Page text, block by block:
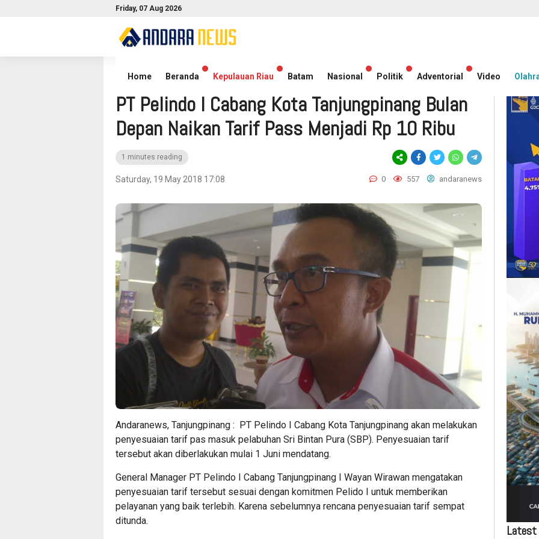
Friday, 07 Aug 2026
Home Beranda Kepulauan Riau Batam Nasional Politik Adventorial Video
Kepulauan Riau
PT Pelindo I Cabang Kota Tanjungpinang Bulan
Depan Naikan Tarif Pass Menjadi Rp 10 Ribu
1 minutes reading
Saturday, 19 May 2018 17:08 0 557 andaranews
Andaranews, Tanjungpinang : PT Pelindo I Cabang Kota Tanjungpinang akan melakukan
penyesuaian tarif pas masuk pelabuhan Sri Bintan Pura (SBP). Penyesuaian tarif
tersebut akan diberlakukan mulai 1 Juni mendatang.
General Manager PT Pelindo I Cabang Tanjungpinang I Wayan Wirawan mengatakan
penyesuaian tarif tersebut sesuai dengan komitmen Pelido I untuk memberikan
pelayanan yang baik terlebih. Karena sebelumnya rencana penyesuaian tarif sempat
ditunda.